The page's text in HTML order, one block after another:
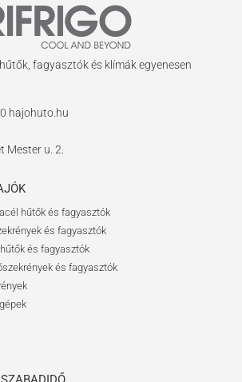
fagyasztók és klímák egyenesen
hajohuto.hu
Mester u. 2.
hűtők és fagyasztók
és fagyasztók
és fagyasztók
és fagyasztók